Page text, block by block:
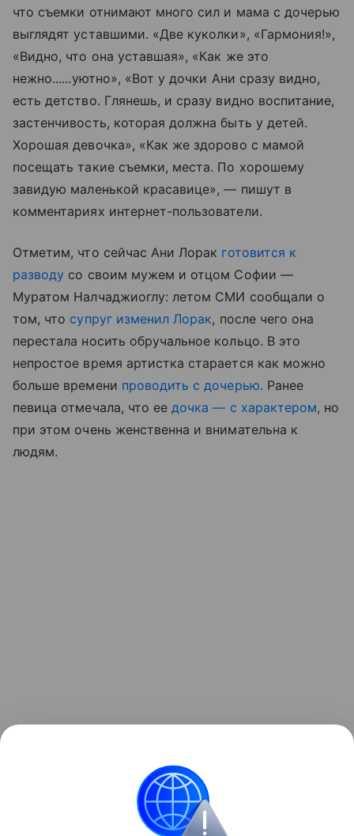
что съемки отнимают много сил и мама с дочерью
выглядят уставшими. «Две куколки», «Гармония!»,
«Видно, что она уставшая», «Как же это
нежно......уютно», «Вот у дочки Ани сразу видно,
есть детство. Глянешь, и сразу видно воспитание,
застенчивость, которая должна быть у детей.
Хорошая девочка», «Как же здорово с мамой
посещать такие съемки, места. По хорошему
завидую маленькой красавице», — пишут в
комментариях интернет-пользователи.
Отметим, что сейчас Ани Лорак готовится к
разводу со своим мужем и отцом Софии —
Муратом Налчаджиоглу: летом СМИ сообщали о
том, что супруг изменил Лорак, после чего она
перестала носить обручальное кольцо. В это
непростое время артистка старается как можно
больше времени проводить с дочерью. Ранее
певица отмечала, что еедочка — с характером, но
при этом очень женственна и внимательна к
людям.
Звезды, у которых не было